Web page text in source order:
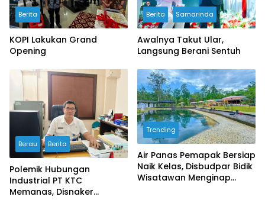
Berita
KOPI Lakukan Grand
Opening
Berita Samarinda
Awalnya Takut Ular,
Langsung Berani Sentuh
Berau Berita
Polemik Hubungan
Industrial PT KTC
Memanas, Disnaker
Trending
Air Panas Pemapak Bersiap
Naik Kelas, Disbudpar Bidik
Wisatawan Menginap